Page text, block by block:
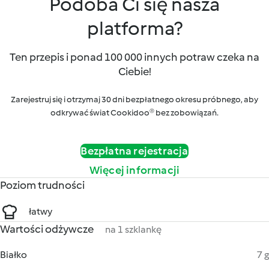
platforma?
Ten przepis i ponad 100 000 innych potraw czeka na
Ciebie!
Zarejestruj się i otrzymaj 30 dni bezpłatnego okresu próbnego, aby
odkrywać świat Cookidoo® bez zobowiązań.
Bezpłatna rejestracja
Więcej informacji
Poziom trudności
łatwy
Wartości odżywcze na 1 szklankę
Białko
7 g